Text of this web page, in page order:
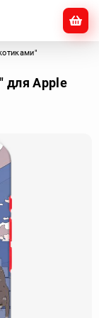
для Apple